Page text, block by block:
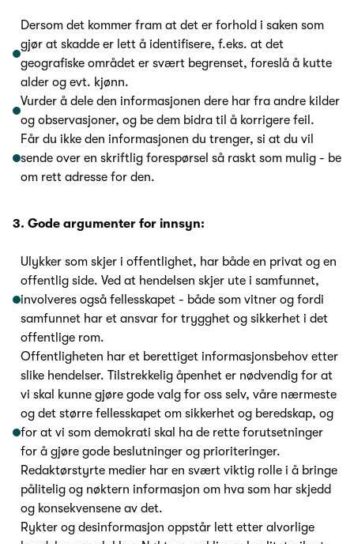
Dersom det kommer fram at det er forhold i saken som
gjør at skadde er lett å identifisere, f.eks. at det
geografiske området er svært begrenset, foreslå å kutte
alder og evt. kjønn.
Vurder å dele den informasjonen dere har fra andre kilder
og observasjoner, og be dem bidra til å korrigere feil.
Får du ikke den informasjonen du trenger, si at du vil
sende over en skriftlig forespørsel så raskt som mulig - be
om rett adresse for den.
3. Gode argumenter for innsyn:
Ulykker som skjer i offentlighet, har både en privat og en
offentlig side. Ved at hendelsen skjer ute i samfunnet,
involveres også fellesskapet - både som vitner og fordi
samfunnet har et ansvar for trygghet og sikkerhet i det
offentlige rom.
Offentligheten har et berettiget informasjonsbehov etter
slike hendelser. Tilstrekkelig åpenhet er nødvendig for at
vi skal kunne gjøre gode valg for oss selv, våre nærmeste
og det større fellesskapet om sikkerhet og beredskap, og
for at vi som demokrati skal ha de rette forutsetninger
for å gjøre gode beslutninger og prioriteringer.
Redaktørstyrte medier har en svært viktig rolle i å bringe
pålitelig og nøktern informasjon om hva som har skjedd
og konsekvensene av det.
Rykter og desinformasjon oppstår lett etter alvorlige